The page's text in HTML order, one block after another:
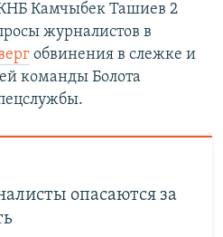
Камчыбек Ташиев 2
журналистов в
обвинения в слежке и
команды Болота
опасаются за